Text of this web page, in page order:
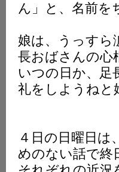
ん」と、名前を
娘は、うっすら
長おばさんの心
いつの日か、足
礼をしようねと
４日の日曜日は
めのない話で終